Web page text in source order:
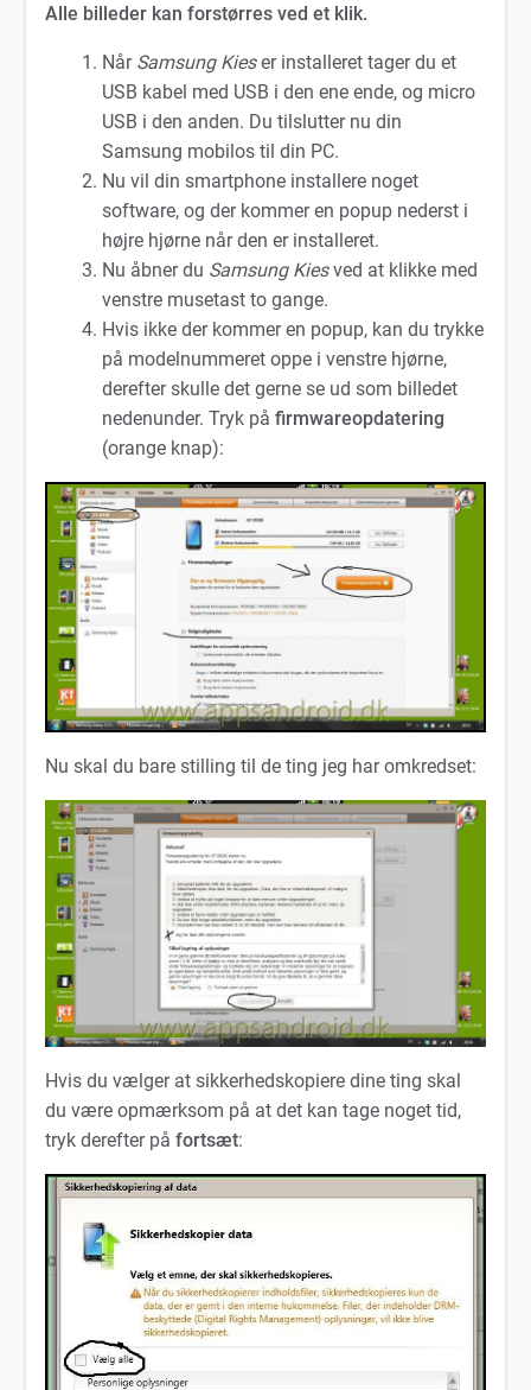
Alle billeder kan forstørres ved et klik.
Når Samsung Kieser installeret tager du et
USB kabel med USB i den ene ende, og micro
USB i den anden. Du tilslutter nu din
Samsung mobilos til din PC.
Nu vil din smartphone installere noget
software, og der kommer en popup nederst i
højre hjørne når den er installeret.
Nu åbner du Samsung Kiesved at klikke med
venstre musetast to gange.
Hvis ikke der kommer en popup, kan du trykke
på modelnummeret oppe i venstre hjørne,
derefter skulle det gerne se ud som billedet
nedenunder. Tryk påfirmwareopdatering
(orange knap):
Nu skal du bare stilling til de ting jeg har omkredset:
Hvis du vælger at sikkerhedskopiere dine ting skal
du være opmærksom på at det kan tage noget tid,
tryk derefter påfortsæt: